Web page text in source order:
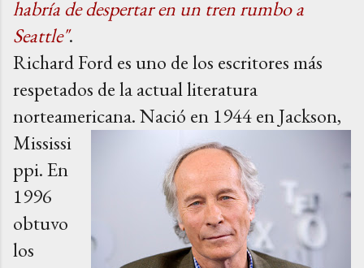
habría de despertar en un tren rumbo a
Seattle".
Richard Ford es uno de los escritores más
respetados de la actual literatura
norteamericana.Nació en 1944 en Jackson,
Mississi
ppi.En
1996
obtuvo
los